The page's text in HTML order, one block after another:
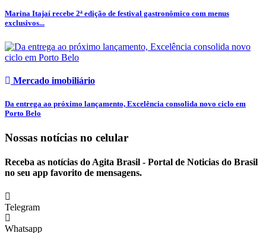
Marina Itajaí recebe 2ª edição de festival gastronômico com menus
exclusivos...
Mercado imobiliário
Da entrega ao próximo lançamento, Excelência consolida novo ciclo em
Porto Belo
Nossas notícias no celular
Receba as notícias do Agita Brasil - Portal de Noticias do Brasil
no seu app favorito de mensagens.
Telegram
Whatsapp